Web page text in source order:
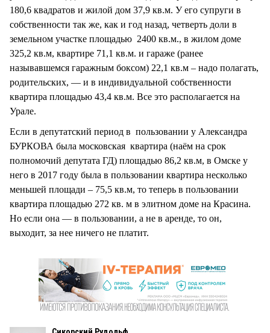
180,6 квадратов и жилой дом 37,9 кв.м. У его супруги в
собственности так же, как и год назад, четверть доли в
земельном участке площадью 2400 кв.м., в жилом доме
325,2 кв.м, квартире 71,1 кв.м. и гараже (ранее
называвшемся гаражным боксом) 22,1 кв.м – надо полагать,
родительских, — и в индивидуальной собственности
квартира площадью 43,4 кв.м. Все это располагается на
Урале.
Если в депутатский период в пользовании у Александра
БУРКОВА была московская квартира (наём на срок
полномочий депутата ГД) площадью 86,2 кв.м, в Омске у
него в 2017 году была в пользовании квартира несколько
меньшей площади – 75,5 кв.м, то теперь в пользовании
квартира площадью 272 кв. м в элитном доме на Красина.
Но если она — в пользовании, а не в аренде, то он,
выходит, за нее ничего не платит.